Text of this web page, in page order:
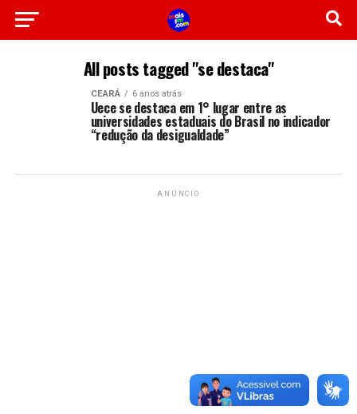
All posts tagged "se destaca"
CEARÁ 6 anos atrás
Uece se destaca em 1° lugar entre as
universidades estaduais do Brasil no indicador
“redução da desigualdade”
ANÚNCIO